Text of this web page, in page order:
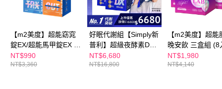
【m2美度】超能窈窕
錠EX/超能馬甲錠EX 買
1送1組(30錠/任選2盒)
NT$990
NT$3,360
好眠代謝組【Simply新
普利】超級夜酵素DX
100錠/盒x3盒 木村拓
哉 代言(日韓雙GABA
NT$6,680
NT$16,800
【m2美度】超能
晚安飲 三盒組 (8
NT$1,980
NT$4,140